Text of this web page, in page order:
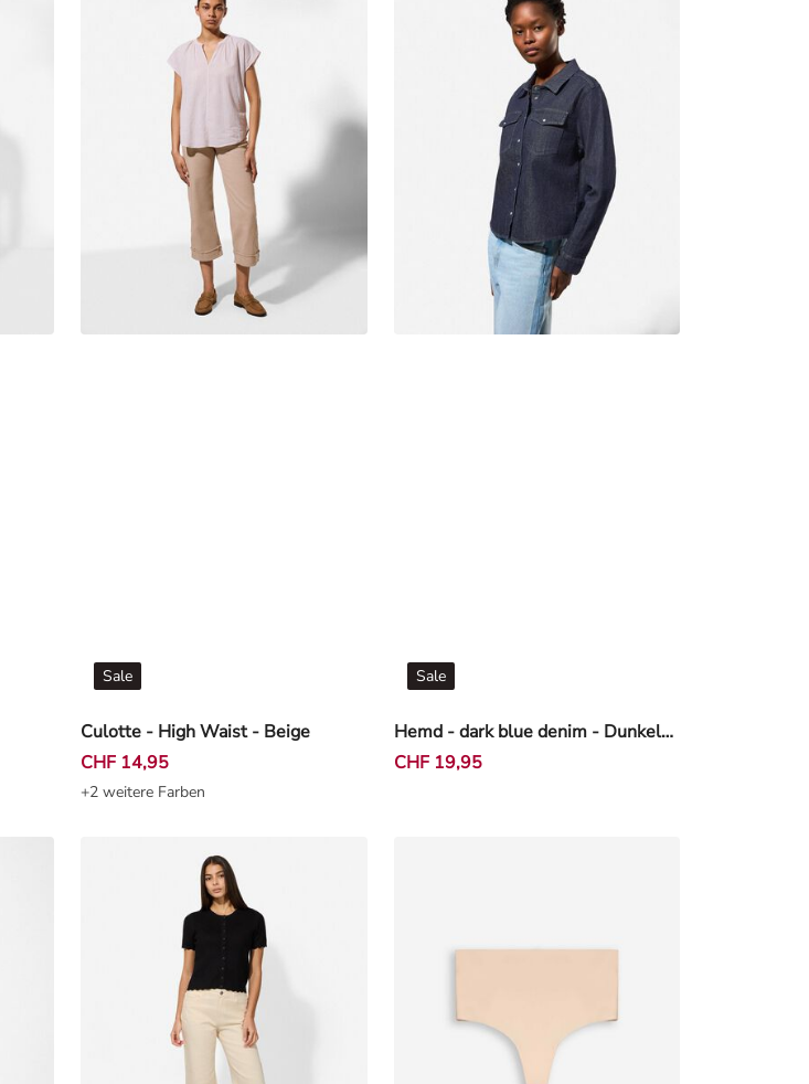
Culotte - High Waist - Beige
Sale
CHF 14,95
+2 weitere Farben
Hemd - dark blue denim - Dunkelblau
Sale
CHF 19,95